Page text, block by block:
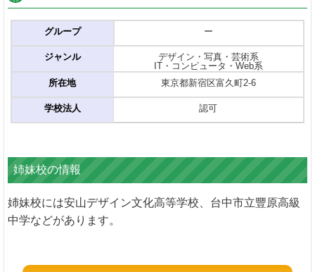
グループ
ジャンル
所在地
学校法人
ー
デザイン・写真・芸術系
IT・コンピュータ・Web系
東京都新宿区富久町2-6
認可
姉妹校の情報
姉妹校には安山デザイン文化高等学校、台中市立豐原高級
中学などがあります。